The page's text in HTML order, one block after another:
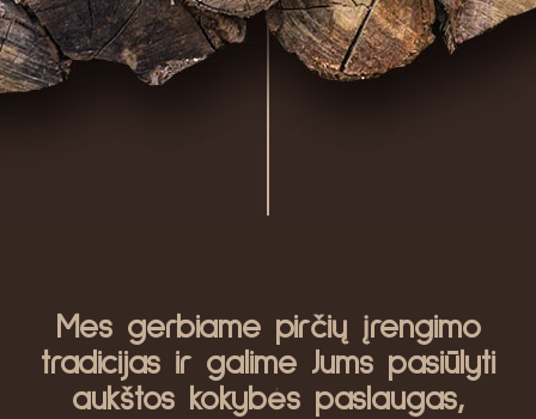
Mes gerbiame pirčių įrengimo
tradicijas ir galime Jums pasiūlyti
aukštos kokybės paslaugas,